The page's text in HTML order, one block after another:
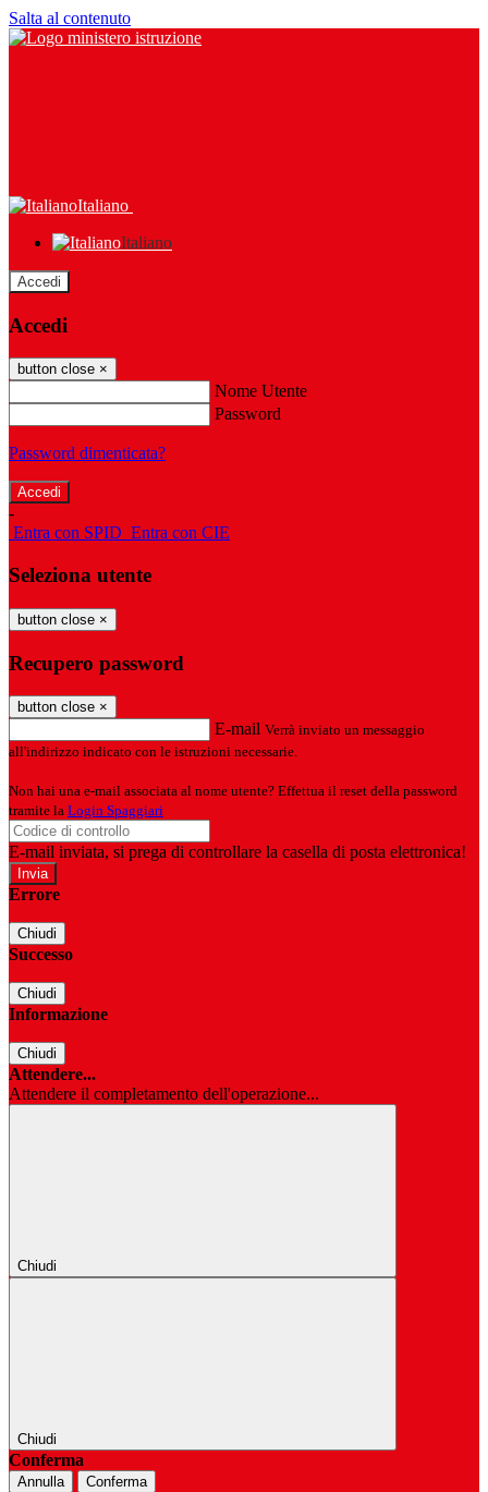
Salta al contenuto
Italiano
Italiano
Accedi
Accedi
button close ×
Nome Utente
Password
Password dimenticata?
-
Entra con SPID Entra con CIE
Seleziona utente
button close ×
Recupero password
button close ×
E-mail Verrà inviato un messaggio
all'indirizzo indicato con le istruzioni necessarie.
Non hai una e-mail associata al nome utente? Effettua il reset della password
tramite la Login Spaggiari
E-mail inviata, si prega di controllare la casella di posta elettronica!
Errore
Chiudi
Successo
Chiudi
Informazione
Chiudi
Attendere...
Attendere il completamento dell'operazione...
Chiudi
Chiudi
Conferma
Annulla Conferma